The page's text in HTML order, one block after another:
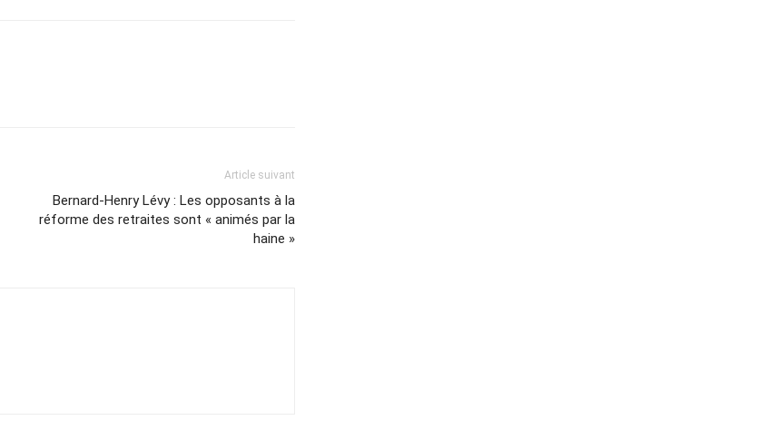
Article suivant
Bernard-Henry Lévy : Les opposants à la
réforme des retraites sont « animés par la
haine »